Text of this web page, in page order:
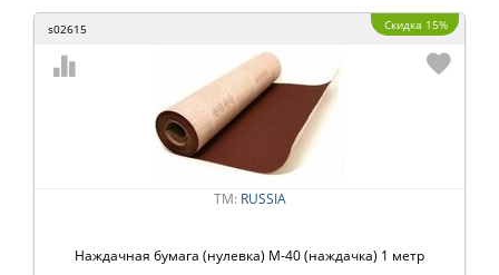
s02615 Скидка 15%
ТМ: RUSSIA
Наждачная бумага (нулевка) М-40 (наждачка) 1 метр